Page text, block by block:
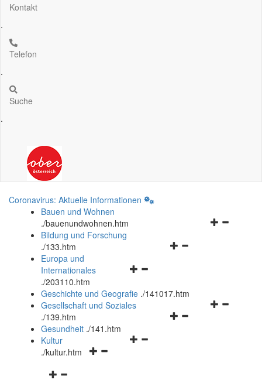
Kontakt
.
Telefon
.
Suche
.
Coronavirus: Aktuelle Informationen
Bauen und Wohnen
./bauenundwohnen.htm
Navigationsmenü
Bildung und Forschung
./133.htm
Navigationsmenü
und
schließen
Europa und
Internationales
./203110.htm
Geschichte und Geografie ./141017.htm
Navigationsmenü
Gesellschaft und Soziales
./139.htm
Navigationsmenü
Gesundheit ./141.htm
Navigationsmenü
Kultur
./kultur.htm
Navigationsmenü